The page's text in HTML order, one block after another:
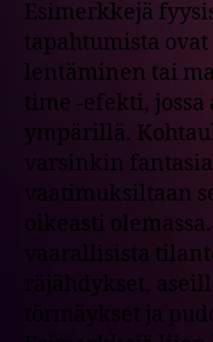
Esimerkkejä
tapahtumista
lentäminen tai
time -efekti,
ympärillä.
varsinkin
vaatimuksiltaan
oikeasti
vaarallisista
räjähdykset,
törmäykset ja